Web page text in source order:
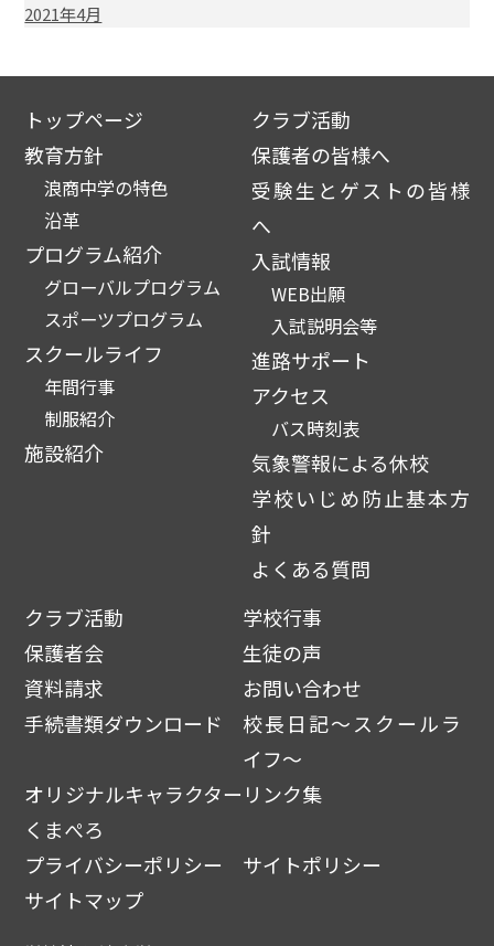
2021年4月
トップページ
教育方針
浪商中学の特色
沿革
プログラム紹介
グローバルプログラム
スポーツプログラム
スクールライフ
年間行事
制服紹介
施設紹介
クラブ活動
保護者の皆様へ
受験生とゲストの皆様
へ
入試情報
WEB出願
入試説明会等
進路サポート
アクセス
バス時刻表
気象警報による休校
学校いじめ防止基本方
針
よくある質問
クラブ活動
学校行事
保護者会
生徒の声
資料請求
お問い合わせ
手続書類ダウンロード
校長日記～スクールラ
イフ～
オリジナルキャラクター
くまぺろ
リンク集
プライバシーポリシー
サイトポリシー
サイトマップ